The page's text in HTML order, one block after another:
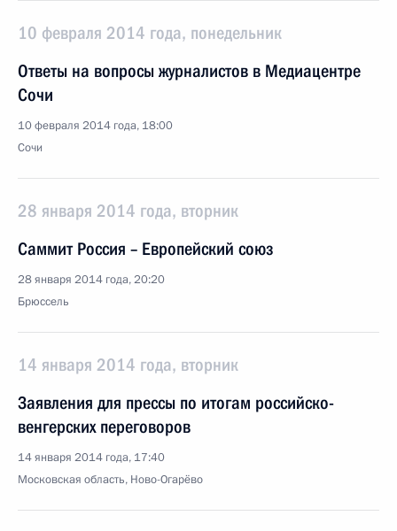
10 февраля 2014 года, понедельник
Ответы на вопросы журналистов в Медиацентре
Сочи
10 февраля 2014 года, 18:00
Сочи
28 января 2014 года, вторник
Саммит Россия – Европейский союз
28 января 2014 года, 20:20
Брюссель
14 января 2014 года, вторник
Заявления для прессы по итогам российско-
венгерских переговоров
14 января 2014 года, 17:40
Московская область, Ново-Огарёво